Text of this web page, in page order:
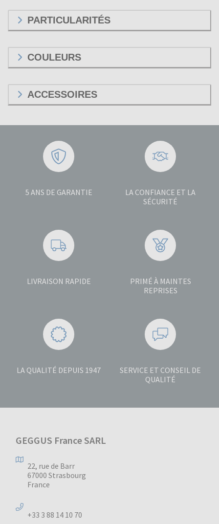
PARTICULARITÉS
COULEURS
ACCESSOIRES
5 ANS DE GARANTIE
LA CONFIANCE ET LA
SÉCURITÉ
LIVRAISON RAPIDE
PRIMÉ À MAINTES
REPRISES
LA QUALITÉ DEPUIS 1947
SERVICE ET CONSEIL DE
QUALITÉ
GEGGUS France SARL
22, rue de Barr
67000 Strasbourg
France
+33 3 88 14 10 70